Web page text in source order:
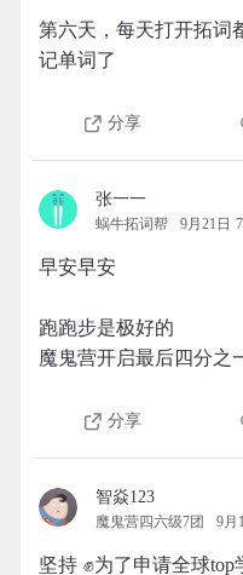
第六天，每天打开拓词
记单词了
分享
张一一
蜗牛拓词帮 9月21日
早安早安
跑跑步是极好的
魔鬼营开启最后四分之
分享
智焱123
魔鬼营四六级7团 9月
坚持 ✊为了申请全球top